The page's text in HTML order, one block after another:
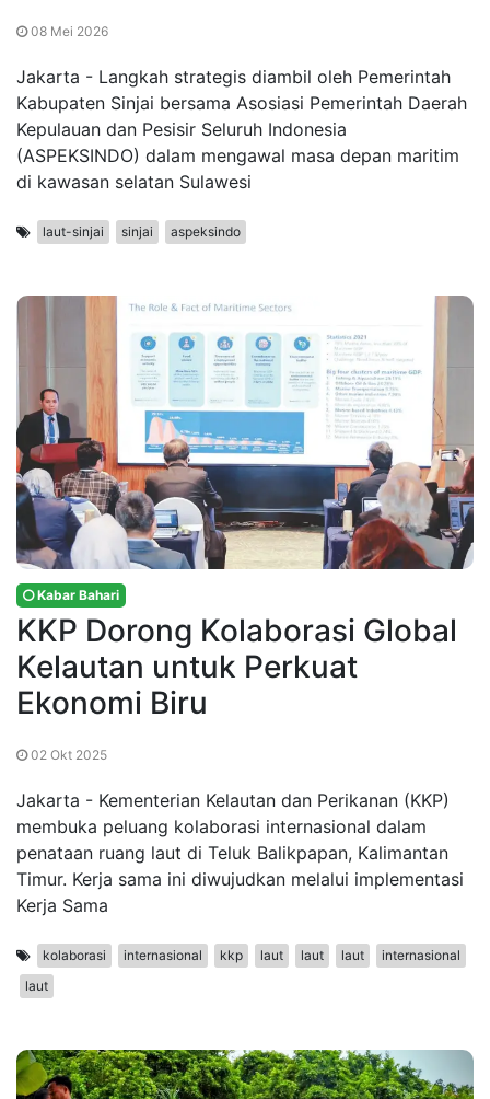
08 Mei 2026
Jakarta - Langkah strategis diambil oleh Pemerintah
Kabupaten Sinjai bersama Asosiasi Pemerintah Daerah
Kepulauan dan Pesisir Seluruh Indonesia
(ASPEKSINDO) dalam mengawal masa depan maritim
di kawasan selatan Sulawesi
laut-sinjai sinjai aspeksindo
Kabar Bahari
KKP Dorong Kolaborasi Global
Kelautan untuk Perkuat
Ekonomi Biru
02 Okt 2025
Jakarta - Kementerian Kelautan dan Perikanan (KKP)
membuka peluang kolaborasi internasional dalam
penataan ruang laut di Teluk Balikpapan, Kalimantan
Timur. Kerja sama ini diwujudkan melalui implementasi
Kerja Sama
kolaborasi internasional kkp laut laut laut
internasional
laut